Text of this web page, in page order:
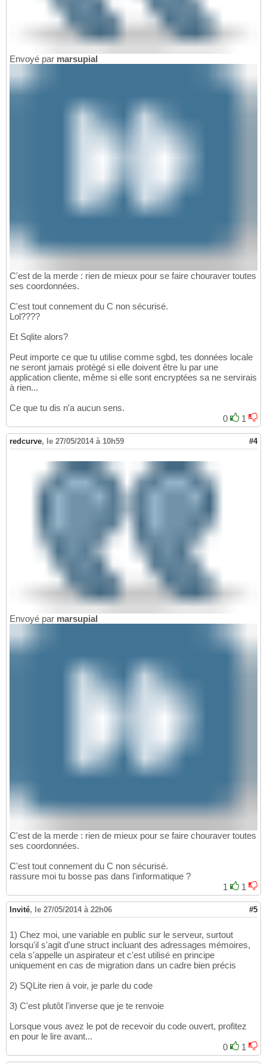
Envoyé par marsupial
C'est de la merde : rien de mieux pour se faire chouraver toutes
ses coordonnées.
C'est tout connement du C non sécurisé.
Lol????
Et Sqlite alors?
Peut importe ce que tu utilise comme sgbd, tes données locale
ne seront jamais protégé si elle doivent être lu par une
application cliente, même si elle sont encryptées sa ne servirais
à rien...
Ce que tu dis n'a aucun sens.
0
1
redcurve, le 27/05/2014 à 10h59 #4
Envoyé par marsupial
C'est de la merde : rien de mieux pour se faire chouraver toutes
ses coordonnées.
C'est tout connement du C non sécurisé.
rassure moi tu bosse pas dans l'informatique ?
1
1
Invité, le 27/05/2014 à 22h06 #5
1) Chez moi, une variable en public sur le serveur, surtout
lorsqu'il s'agit d'une struct incluant des adressages mémoires,
cela s'appelle un aspirateur et c'est utilisé en principe
uniquement en cas de migration dans un cadre bien précis
2) SQLite rien à voir, je parle du code
3) C'est plutôt l'inverse que je te renvoie
Lorsque vous avez le pot de recevoir du code ouvert, profitez
en pour le lire avant...
0
1